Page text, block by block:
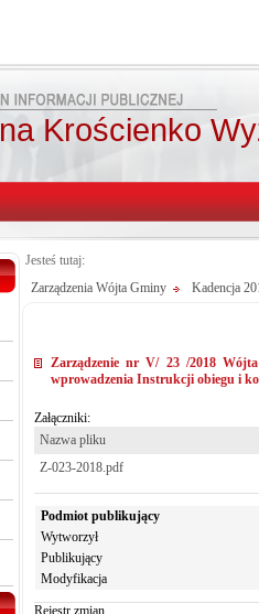
Krościenko
Jesteś tutaj:
Zarządzenia Wójta Gminy
Kadencja
Zarządzenie nr V/ 23 /2018
wprowadzenia Instrukcji obiegu i
Załączniki:
Nazwa pliku
Z-023-2018.pdf
Podmiot publikujący
Wytworzył
Publikujący
Modyfikacja
Rejestr zmian